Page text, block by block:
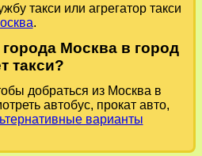
такси или агрегатор такси
.
Москва в город
такси?
добраться из Москва в
автобус, прокат авто,
варианты